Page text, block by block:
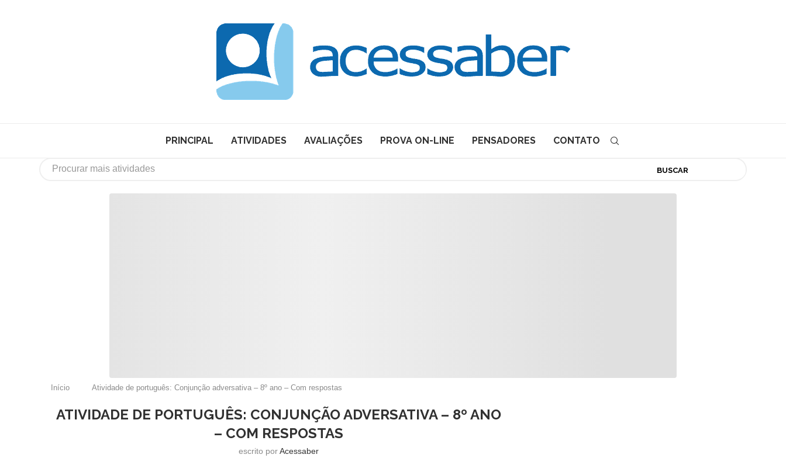
PRINCIPAL ATIVIDADES AVALIAÇÕES PROVA ON-LINE PENSADORES CONTATO
BUSCAR
Início Atividade de português: Conjunção adversativa – 8º ano – Com respostas
ATIVIDADE DE PORTUGUÊS: CONJUNÇÃO ADVERSATIVA – 8º ANO
– COM RESPOSTAS
escrito porAcessaber